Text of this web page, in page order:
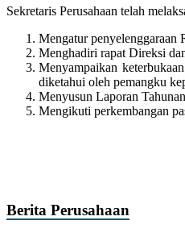
Sekretaris Perusahaan telah
Mengatur penyelenggaraan
Menghadiri rapat Direksi
Menyampaikan
diketahui oleh pemangku
Menyusun Laporan
Mengikuti perkembangan
Berita Perusahaan